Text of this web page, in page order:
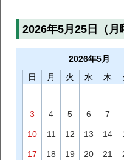
2026年5月25日（月
2026年5月
日
月 火 水 木
3 4 5 6 7
10 11 12 13 14
17 18 19 20 21